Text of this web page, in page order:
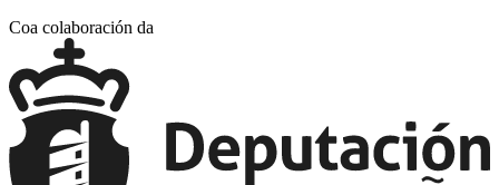
Coa colaboración da